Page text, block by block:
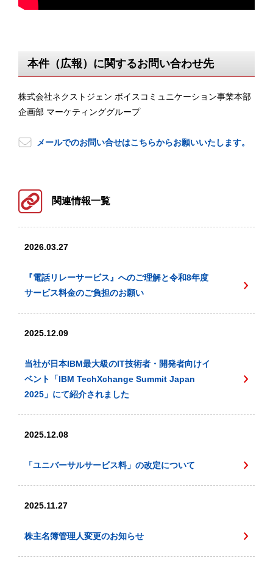
本件（広報）に関するお問い合わせ先
株式会社ネクストジェン ボイスコミュニケーション事業本部
企画部 マーケティンググループ
メールでのお問い合せはこちらからお願いいたします。
関連情報一覧
2026.03.27
『電話リレーサービス』へのご理解と令和8年度
サービス料金のご負担のお願い
2025.12.09
当社が日本IBM最大級のIT技術者・開発者向けイ
ベント「IBM TechXchange Summit Japan
2025」にて紹介されました
2025.12.08
「ユニバーサルサービス料」の改定について
2025.11.27
株主名簿管理人変更のお知らせ